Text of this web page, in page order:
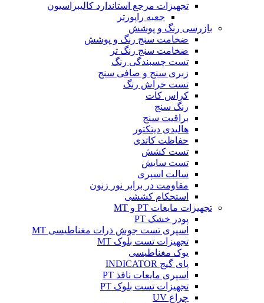
تجهیزات مرجع استاندارد کالیبراسیون
جعبه راپورتر
بازرسی رنگ و پوشش
ضخامت سنج رنگ و پوشش
ضخامت سنج رنگ تر
تست چسبندگی رنگ
زبری سنج و صافی سنج
تست خراش رنگ
کراس کات
رنگ سنج
براقیت سنج
هالیدی دیتکتور
حفاظت کاتدی
تست کشش
تست سایش
سالت اسپری
مقاومت در برابر نور زنون
استحکام کششی
تجهیزات مایعات PT و MT
پودر خشک PT
اسپری تست جوش ذرات مغناطیسی MT
تجهیزات تست بلوک MT
یوک مغناطیسی
پای گیج INDICATOR
اسپری مایعات نافذ PT
تجهیزات تست بلوک PT
چراغ UV